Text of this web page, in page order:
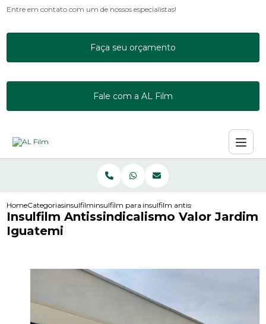
Entre em contato com um de nossos especialistas!
Faça seu orçamento
Fale com a AL Film
HomeCategoriasinsulfilminsulfilm para janela de apartamento
insulfilm antissindicalismo valor
Insulfilm Antissindicalismo Valor Jardim
Iguatemi